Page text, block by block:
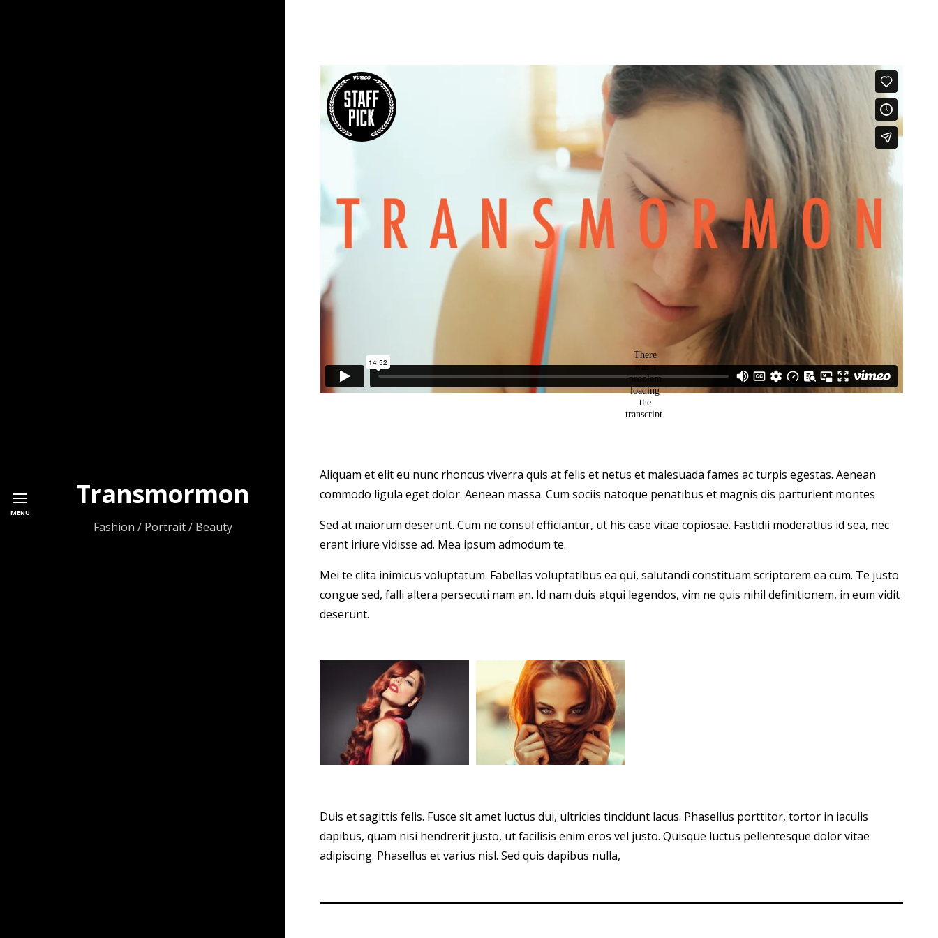
MENU
Transmormon
Fashion / Portrait / Beauty
Aliquam et elit eu nunc rhoncus viverra quis at felis et netus et malesuada fames ac turpis egestas. Aenean
commodo ligula eget dolor. Aenean massa. Cum sociis natoque penatibus et magnis dis parturient montes
Sed at maiorum deserunt. Cum ne consul efficiantur, ut his case vitae copiosae. Fastidii moderatius id sea, nec
erant iriure vidisse ad. Mea ipsum admodum te.
Mei te clita inimicus voluptatum. Fabellas voluptatibus ea qui, salutandi constituam scriptorem ea cum. Te justo
congue sed, falli altera persecuti nam an. Id nam duis atqui legendos, vim ne quis nihil definitionem, in eum vidit
deserunt.
Duis et sagittis felis. Fusce sit amet luctus dui, ultricies tincidunt lacus. Phasellus porttitor, tortor in iaculis
dapibus, quam nisi hendrerit justo, ut facilisis enim eros vel justo. Quisque luctus pellentesque dolor vitae
adipiscing. Phasellus et varius nisl. Sed quis dapibus nulla,